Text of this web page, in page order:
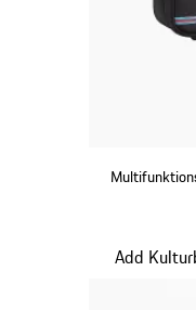
Add
Slide 17 von 20